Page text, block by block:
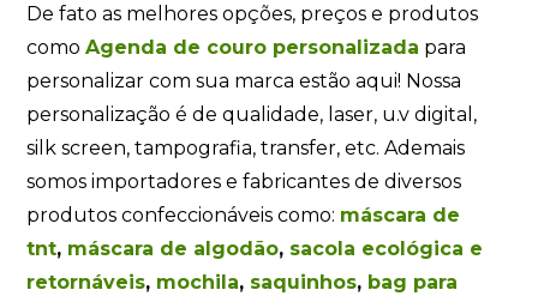
De fato as melhores opções, preços e produtos
comoAgenda de couro personalizada para
personalizar com sua marca estão aqui! Nossa
personalização é de qualidade, laser, u.v digital,
silk screen, tampografia, transfer, etc. Ademais
somos importadores e fabricantes de diversos
produtos confeccionáveis como: máscara de
tnt, máscara de algodão, sacola ecológica e
retornáveis, mochila, saquinhos, bag para